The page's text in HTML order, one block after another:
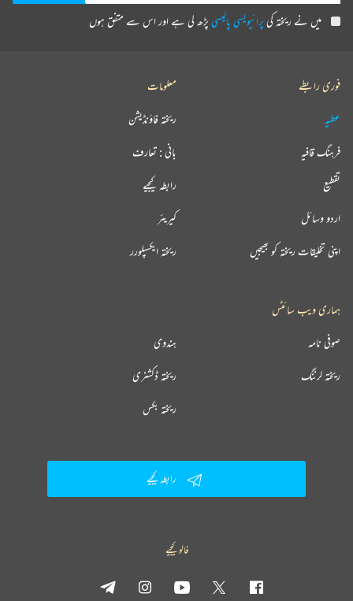
میں نے ریختہ کیپرائیویسی پالیسیپڑھ لی ہے اور اس سے متفق ہوں
فوری رابطے
عطیہ
فرہنگ قافیہ
تقطیع
اردو وسائل
اپنی تخلیقات ریختہ کو بھیجیں
معلومات
ریختہ فاؤنڈیشن
بانی : تعارف
رابطہ کیجیے
کیریئر
ریختہ ایکسپلورر
ہماری ویب سائٹس
ہندوی صوفی نامہ
ریختہ ڈکشنری ریختہ لرننگ
ریختہ بکس
رابطہ کیجیے
فالو کیجیے